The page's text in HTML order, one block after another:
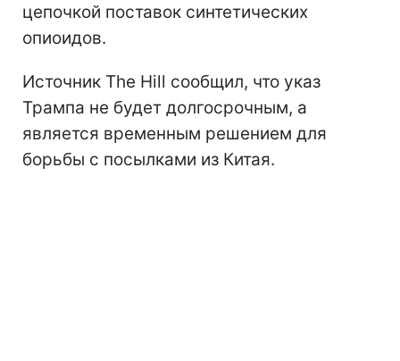
цепочкой поставок синтетических
опиоидов.
Источник The Hill сообщил, что указ
Трампа не будет долгосрочным, а
является временным решением для
борьбы с посылками из Китая.